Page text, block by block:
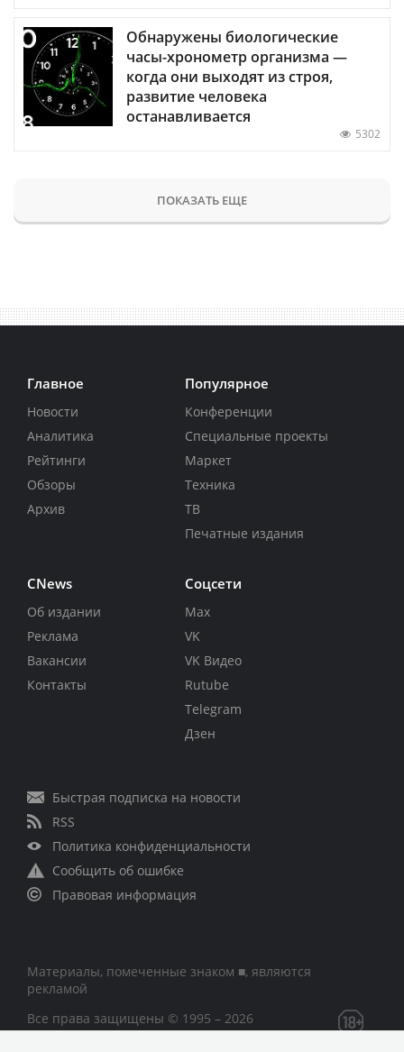
Обнаружены биологические
часы-хронометр организма —
когда они выходят из строя,
развитие человека
останавливается
5302
ПОКАЗАТЬ ЕЩЕ
Главное
Новости
Аналитика
Рейтинги
Обзоры
Архив
Популярное
Конференции
Специальные проекты
Маркет
Техника
ТВ
Печатные издания
CNews
Об издании
Реклама
Вакансии
Контакты
Соцсети
Max
VK
VK Видео
Rutube
Telegram
Дзен
Быстрая подписка на новости
RSS
Политика конфиденциальности
Сообщить об ошибке
Правовая информация
Материалы, помеченные знаком ■, являются
рекламой
Все права защищены © 1995 – 2026